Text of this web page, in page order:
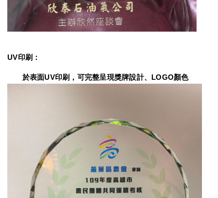
UV印刷：
於表面UV印刷，可完整呈現獎牌設計、LOGO顏色